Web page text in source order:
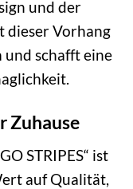
und der
dieser Vorhang
und schafft eine
Zuhause
STRIPES“ ist
auf Qualität,